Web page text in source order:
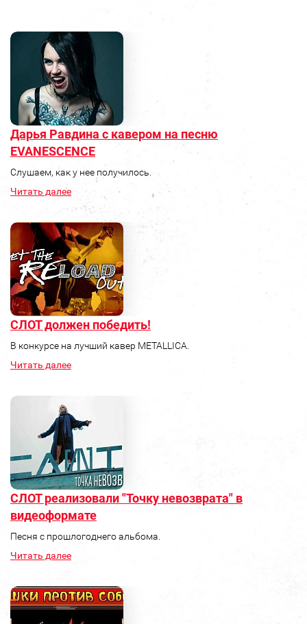
Дарья Равдина с кавером на песню
EVANESCENCE
Слушаем, как у нее получилось.
Читать далее
СЛОТ должен победить!
В конкурсе на лучший кавер METALLICA.
Читать далее
СЛОТ реализовали "Точку невозврата" в
видеоформате
Песня с прошлогоднего альбома.
Читать далее